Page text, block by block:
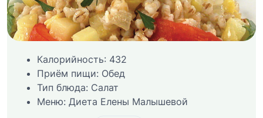
Калорийность: 432
Приём пищи: Обед
Тип блюда: Салат
Меню: Диета Елены Малышевой